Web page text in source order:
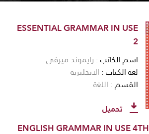
ESSENTIAL GRAMMAR IN USE
2
اسم الكاتب رايموند ميرفي
لغة الكتاب الانجليزية
القسم اللغة
تحميل
ENGLISH GRAMMAR IN USE 4TH